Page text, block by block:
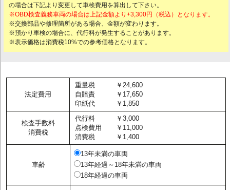
の場合は下記より変更して車検費用を算出して下さい。
※OBD検査義務車両の場合は上記金額より+3,300円（税込）となります。
※交換部品や修理箇所がある場合、金額が変わります。
※預かり車検の場合に、代行料が発生することがあります。
※表示価格は消費税10%での参考価格となります。
法定費用
重量税
￥24,600
自賠責
￥17,650
印紙代
￥1,850
検査手数料
消費税
代行料
￥3,000
点検費用
￥11,000
消費税
￥1,400
車齢
13年未満の車両
13年経過～18年未満の車両
18年経過の車両